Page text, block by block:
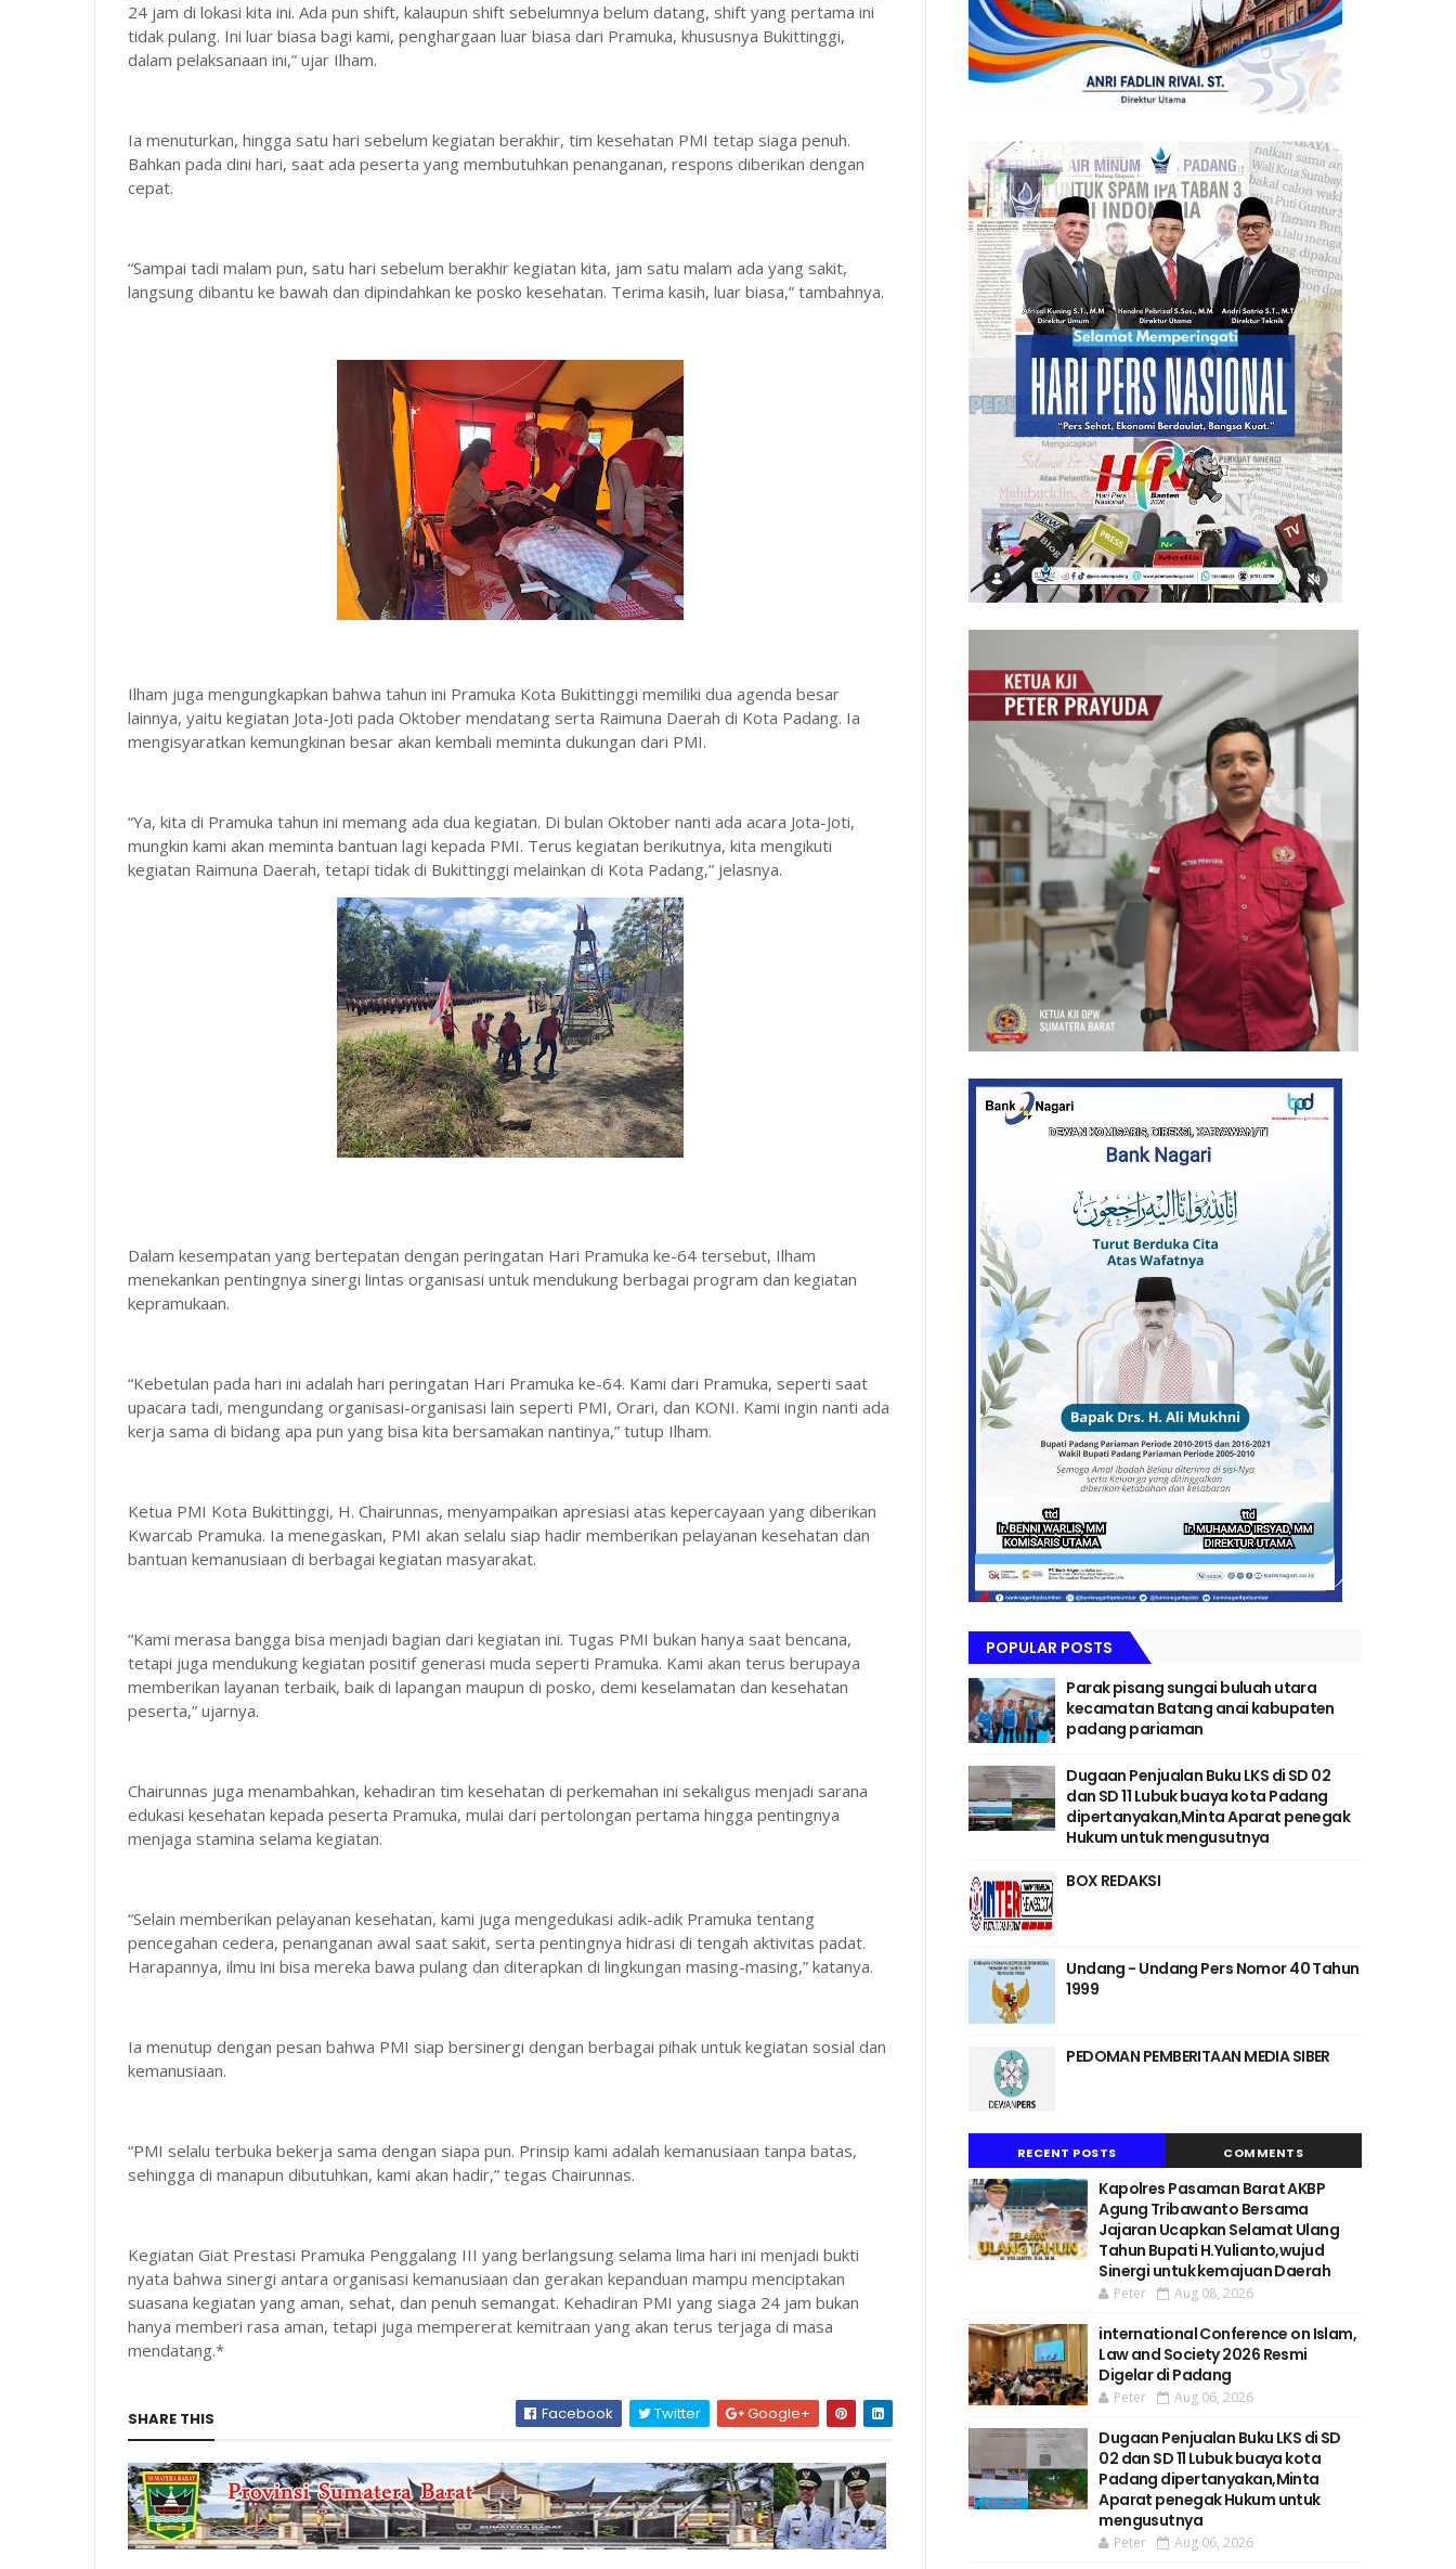
24 jam di lokasi kita ini. Ada pun shift, kalaupun shift sebelumnya belum datang, shift yang pertama ini
tidak pulang. Ini luar biasa bagi kami, penghargaan luar biasa dari Pramuka, khususnya Bukittinggi,
dalam pelaksanaan ini,” ujar Ilham.
Ia menuturkan, hingga satu hari sebelum kegiatan berakhir, tim kesehatan PMI tetap siaga penuh.
Bahkan pada dini hari, saat ada peserta yang membutuhkan penanganan, respons diberikan dengan
cepat.
“Sampai tadi malam pun, satu hari sebelum berakhir kegiatan kita, jam satu malam ada yang sakit,
langsung dibantu ke bawah dan dipindahkan ke posko kesehatan. Terima kasih, luar biasa,” tambahnya.
Ilham juga mengungkapkan bahwa tahun ini Pramuka Kota Bukittinggi memiliki dua agenda besar
lainnya, yaitu kegiatan Jota-Joti pada Oktober mendatang serta Raimuna Daerah di Kota Padang. Ia
mengisyaratkan kemungkinan besar akan kembali meminta dukungan dari PMI.
“Ya, kita di Pramuka tahun ini memang ada dua kegiatan. Di bulan Oktober nanti ada acara Jota-Joti,
mungkin kami akan meminta bantuan lagi kepada PMI. Terus kegiatan berikutnya, kita mengikuti
kegiatan Raimuna Daerah, tetapi tidak di Bukittinggi melainkan di Kota Padang,” jelasnya.
Dalam kesempatan yang bertepatan dengan peringatan Hari Pramuka ke-64 tersebut, Ilham
menekankan pentingnya sinergi lintas organisasi untuk mendukung berbagai program dan kegiatan
kepramukaan.
“Kebetulan pada hari ini adalah hari peringatan Hari Pramuka ke-64. Kami dari Pramuka, seperti saat
upacara tadi, mengundang organisasi-organisasi lain seperti PMI, Orari, dan KONI. Kami ingin nanti ada
kerja sama di bidang apa pun yang bisa kita bersamakan nantinya,” tutup Ilham.
Ketua PMI Kota Bukittinggi, H. Chairunnas, menyampaikan apresiasi atas kepercayaan yang diberikan
Kwarcab Pramuka. Ia menegaskan, PMI akan selalu siap hadir memberikan pelayanan kesehatan dan
bantuan kemanusiaan di berbagai kegiatan masyarakat.
“Kami merasa bangga bisa menjadi bagian dari kegiatan ini. Tugas PMI bukan hanya saat bencana,
tetapi juga mendukung kegiatan positif generasi muda seperti Pramuka. Kami akan terus berupaya
memberikan layanan terbaik, baik di lapangan maupun di posko, demi keselamatan dan kesehatan
peserta,” ujarnya.
Chairunnas juga menambahkan, kehadiran tim kesehatan di perkemahan ini sekaligus menjadi sarana
edukasi kesehatan kepada peserta Pramuka, mulai dari pertolongan pertama hingga pentingnya
menjaga stamina selama kegiatan.
“Selain memberikan pelayanan kesehatan, kami juga mengedukasi adik-adik Pramuka tentang
pencegahan cedera, penanganan awal saat sakit, serta pentingnya hidrasi di tengah aktivitas padat.
Harapannya, ilmu ini bisa mereka bawa pulang dan diterapkan di lingkungan masing-masing,” katanya.
Ia menutup dengan pesan bahwa PMI siap bersinergi dengan berbagai pihak untuk kegiatan sosial dan
kemanusiaan.
“PMI selalu terbuka bekerja sama dengan siapa pun. Prinsip kami adalah kemanusiaan tanpa batas,
sehingga di manapun dibutuhkan, kami akan hadir,” tegas Chairunnas.
Kegiatan Giat Prestasi Pramuka Penggalang III yang berlangsung selama lima hari ini menjadi bukti
nyata bahwa sinergi antara organisasi kemanusiaan dan gerakan kepanduan mampu menciptakan
suasana kegiatan yang aman, sehat, dan penuh semangat. Kehadiran PMI yang siaga 24 jam bukan
hanya memberi rasa aman, tetapi juga mempererat kemitraan yang akan terus terjaga di masa
mendatang.*
SHARE THIS Facebook Twitter Google+
POPULAR POSTS
Parak pisang sungai buluah utara
kecamatan Batang anai kabupaten
padang pariaman
Dugaan Penjualan Buku LKS di SD 02
dan SD 11 Lubuk buaya kota Padang
dipertanyakan,Minta Aparat penegak
Hukum untuk mengusutnya
BOX REDAKSI
Undang - Undang Pers Nomor 40 Tahun
1999
PEDOMAN PEMBERITAAN MEDIA SIBER
RECENT POSTS COMMENTS
Kapolres Pasaman Barat AKBP
Agung Tribawanto Bersama
Jajaran Ucapkan Selamat Ulang
Tahun Bupati H.Yulianto,wujud
Sinergi untuk kemajuan Daerah
Peter Aug 08, 2026
international Conference on Islam,
Law and Society 2026 Resmi
Digelar di Padang
Peter Aug 06, 2026
Dugaan Penjualan Buku LKS di SD
02 dan SD 11 Lubuk buaya kota
Padang dipertanyakan,Minta
Aparat penegak Hukum untuk
mengusutnya
Peter Aug 06, 2026